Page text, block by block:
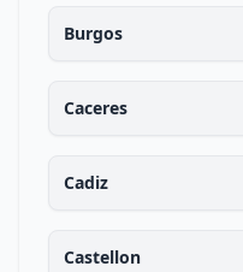
Burgos
Caceres
Cadiz
Castellon